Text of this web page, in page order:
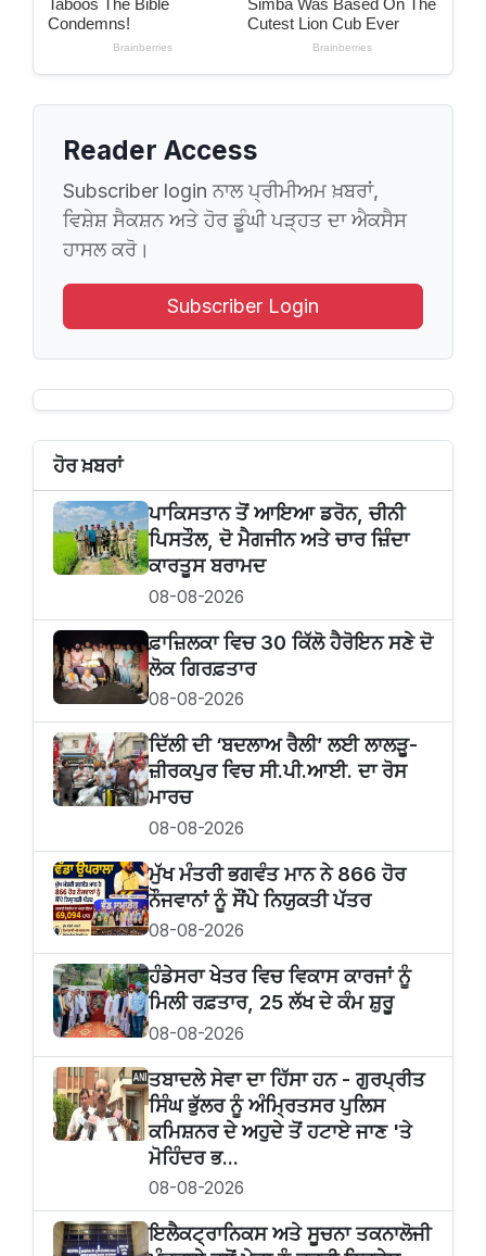
Reader Access
Subscriber login ਨਾਲ ਪ੍ਰੀਮੀਅਮ ਖ਼ਬਰਾਂ,
ਵਿਸ਼ੇਸ਼ ਸੈਕਸ਼ਨ ਅਤੇ ਹੋਰ ਡੂੰਘੀ ਪੜ੍ਹਤ ਦਾ ਐਕਸੈਸ
ਹਾਸਲ ਕਰੋ।
Subscriber Login
ਹੋਰ ਖ਼ਬਰਾਂ
ਪਾਕਿਸਤਾਨ ਤੋਂ ਆਇਆ ਡਰੋਨ, ਚੀਨੀ
ਪਿਸਤੌਲ, ਦੋ ਮੈਗਜੀਨ ਅਤੇ ਚਾਰ ਜ਼ਿੰਦਾ
ਕਾਰਤੂਸ ਬਰਾਮਦ
08-08-2026
ਫ਼ਾਜ਼ਿਲਕਾ ਵਿਚ 30 ਕਿੱਲੋ ਹੈਰੋਇਨ ਸਣੇ ਦੋ
ਲੋਕ ਗਿਰਫ਼ਤਾਰ
08-08-2026
ਦਿੱਲੀ ਦੀ ‘ਬਦਲਾਅ ਰੈਲੀ’ ਲਈ ਲਾਲੜੂ-
ਜ਼ੀਰਕਪੁਰ ਵਿਚ ਸੀ.ਪੀ.ਆਈ. ਦਾ ਰੋਸ
ਮਾਰਚ
08-08-2026
ਮੁੱਖ ਮੰਤਰੀ ਭਗਵੰਤ ਮਾਨ ਨੇ 866 ਹੋਰ
ਨੌਜਵਾਨਾਂ ਨੂੰ ਸੌਂਪੇ ਨਿਯੁਕਤੀ ਪੱਤਰ
08-08-2026
ਹੰਡੇਸਰਾ ਖੇਤਰ ਵਿਚ ਵਿਕਾਸ ਕਾਰਜਾਂ ਨੂੰ
ਮਿਲੀ ਰਫ਼ਤਾਰ, 25 ਲੱਖ ਦੇ ਕੰਮ ਸ਼ੁਰੂ
08-08-2026
ਤਬਾਦਲੇ ਸੇਵਾ ਦਾ ਹਿੱਸਾ ਹਨ - ਗੁਰਪ੍ਰੀਤ
ਸਿੰਘ ਭੁੱਲਰ ਨੂੰ ਅੰਮ੍ਰਿਤਸਰ ਪੁਲਿਸ
ਕਮਿਸ਼ਨਰ ਦੇ ਅਹੁਦੇ ਤੋਂ ਹਟਾਏ ਜਾਣ 'ਤੇ
ਮੋਹਿੰਦਰ ਭ...
08-08-2026
ਇਲੈਕਟ੍ਰਾਨਿਕਸ ਅਤੇ ਸੂਚਨਾ ਤਕਨਾਲੋਜੀ